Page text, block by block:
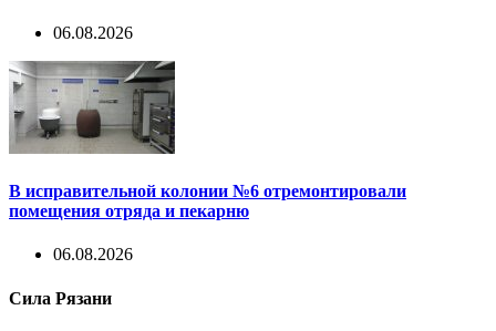
06.08.2026
В исправительной колонии №6 отремонтировали
помещения отряда и пекарню
06.08.2026
Сила Рязани